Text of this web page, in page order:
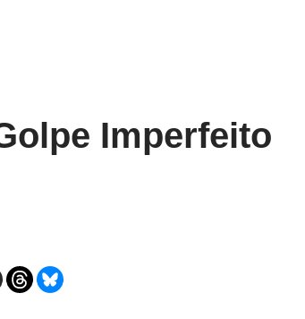
Imperfeito